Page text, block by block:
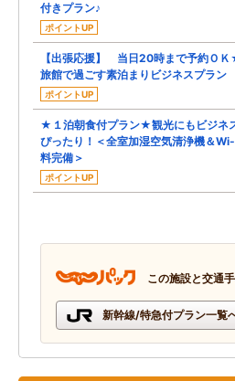
付きプラン♪
ポイントUP
【出張応援】 当日20時まで予約Ｏ
旅館で過ごす素泊まりビジネスプラン
ポイントUP
★１泊朝食付プラン★観光にもビジネ
ぴったり！＜全室加湿空気清浄機＆
料完備＞
ポイントUP
この施設と交通
新幹線/特急付プラン一覧